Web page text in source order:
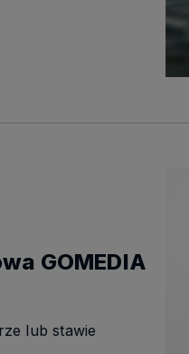
GOMEDIA
lub stawie